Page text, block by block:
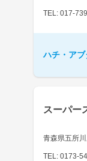
TEL: 017-
ハチ・ア
スーパー
青森県五所
TEL: 0173-